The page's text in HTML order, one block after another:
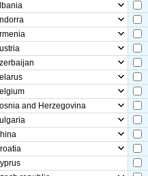
and Herzegovina